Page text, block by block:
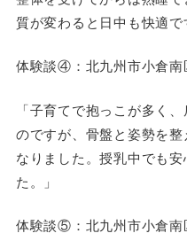
質が変わると日中も快適で
体験談④：北九州市小倉南
「子育てで抱っこが多く
のですが、骨盤と姿勢を
なりました。授乳中でも
た。」
体験談⑤：北九州市小倉南